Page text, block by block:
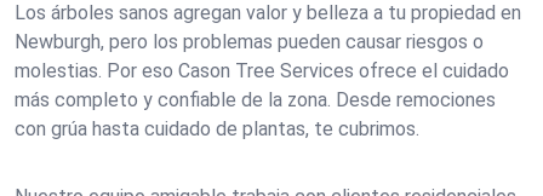
Los árboles sanos agregan valor y belleza a tu propiedad en
Newburgh, pero los problemas pueden causar riesgos o
molestias. Por eso Cason Tree Services ofrece el cuidado
más completo y confiable de la zona. Desde remociones
con grúa hasta cuidado de plantas, te cubrimos.